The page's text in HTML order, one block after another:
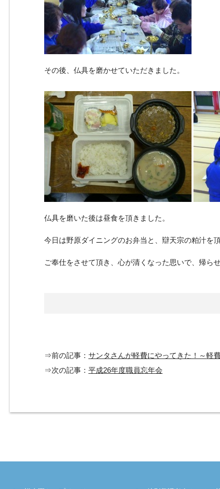
その後、仏具を磨かせていただきました。
仏具を磨いた後は昼食を頂きました。
今日は野原ダイニングのお弁当と、辯天宗の粕汁を
ご奉仕をさせて頂き、心が清くなった思いで、帰ら
⇒前の記事： サンタさんが軽費にやってきた！～軽
⇒次の記事： 平成26年度職員忘年会